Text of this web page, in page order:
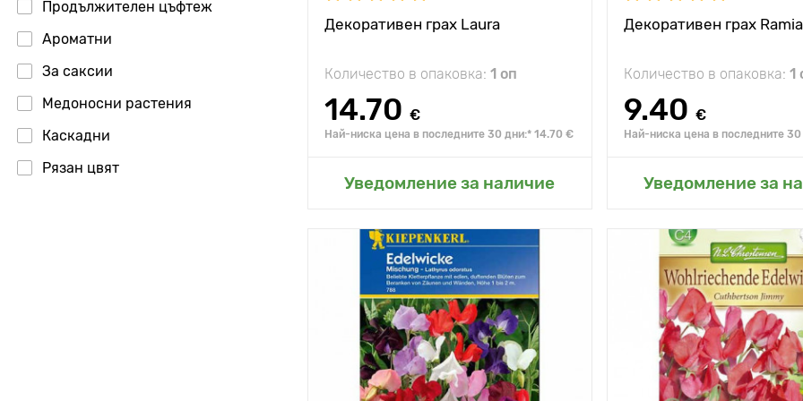
Продължителен цъфтеж
Ароматни
За саксии
Медоносни растения
Каскадни
Рязан цвят
Декоративен грах Laura
Количество в опаковка: 1 оп
14.70 €
Най-ниска цена в последните 30 дни:* 14.70 €
Уведомление за наличие
Добавяне в моята градина
Декоративен грах Ramia
Количество в опаковка: 1
9.40 €
Най-ниска цена в последните
Уведомление за
Добавяне в моята
Местоположение
Специални
характеристики
сорт за
Височина на
растението